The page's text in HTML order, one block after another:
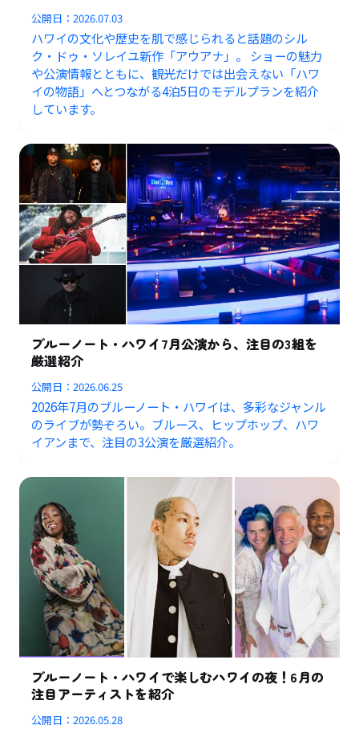
公開日：2026.07.03
ハワイの文化や歴史を肌で感じられると話題のシル
ク・ドゥ・ソレイユ新作「アウアナ」。 ショーの魅力
や公演情報とともに、観光だけでは出会えない「ハワ
イの物語」へとつながる4泊5日のモデルプランを紹介
しています。
ブルーノート・ハワイ7月公演から、注目の3組を
厳選紹介
公開日：2026.06.25
2026年7月のブルーノート・ハワイは、多彩なジャンル
のライブが勢ぞろい。ブルース、ヒップホップ、ハワ
イアンまで、注目の3公演を厳選紹介。
ブルーノート・ハワイで楽しむハワイの夜！6月の
注目アーティストを紹介
公開日：2026.05.28